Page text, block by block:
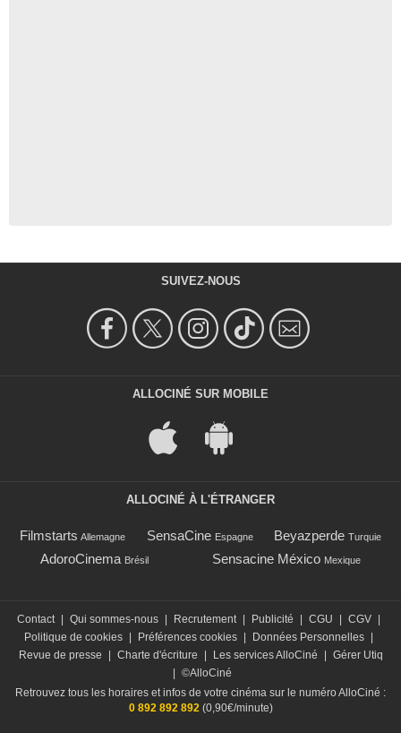
SUIVEZ-NOUS
ALLOCINÉ SUR MOBILE
ALLOCINÉ À L'ÉTRANGER
Filmstarts Allemagne SensaCine Espagne Beyazperde Turquie
AdoroCinema Brésil Sensacine México Mexique
Contact Qui sommes-nous Recrutement Publicité CGU CGV
Politique de cookies
Préférences cookies Données Personnelles
Revue de presse
Charte d'écriture Les services AlloCiné
Gérer Utiq
©AlloCiné
Retrouvez tous les horaires et infos de votre cinéma sur le numéro AlloCiné :
0 892 892 892(0,90€/minute)